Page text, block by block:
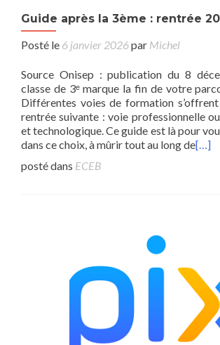
Guide après la 3ème : rentrée
Posté le 6 janvier 2026par Michel
Source Onisep : publication du 8
classe de 3ᵉ marque la fin de votre
Différentes voies de formation
rentrée suivante : voie professionnelle
et technologique. Ce guide est là pour
dans ce choix, à mûrir tout au long de[…]
posté dans ECEB